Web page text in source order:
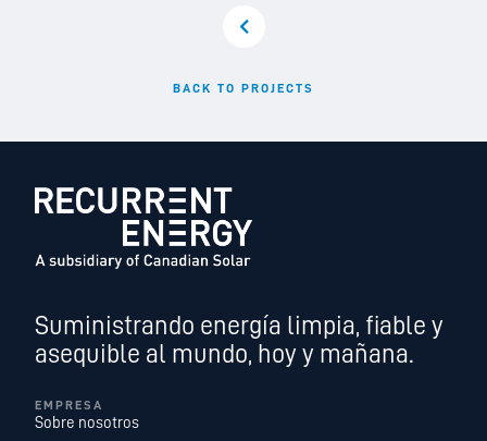
BACK TO PROJECTS
Suministrando energía limpia, fiable y
asequible al mundo, hoy y mañana.
EMPRESA
Sobre nosotros